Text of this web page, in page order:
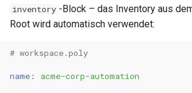
inventory -Block – das Inventory aus
Root wird automatisch verwendet:
# workspace.poly
name : acme-corp-automation